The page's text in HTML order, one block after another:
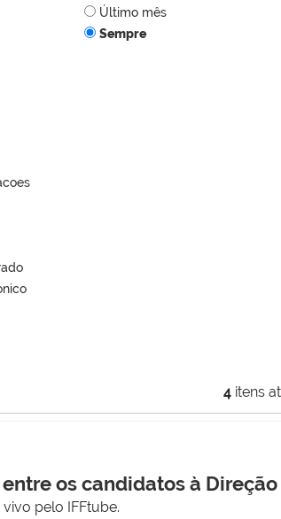
4itens
Último mês
Sempre
os candidatos à
pelo IFFtube.